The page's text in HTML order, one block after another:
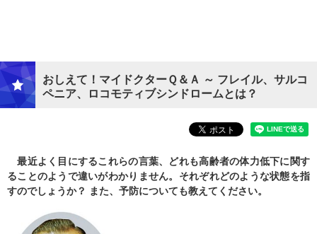
おしえて！マイドクターＱ＆Ａ ～ フレイル、サルコ
ペニア、ロコモティブシンドロームとは？
最近よく目にするこれらの言葉、どれも高齢者の体力低下に関す
ることのようで違いがわかりません。それぞれどのような状態を指
すのでしょうか？ また、予防についても教えてください。